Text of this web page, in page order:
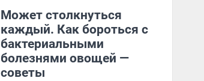
Может столкнуться
каждый. Как бороться с
бактериальными
болезнями овощей —
советы